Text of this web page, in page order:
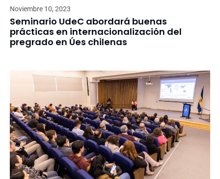
Noviembre 10, 2023
Seminario UdeC abordará buenas
prácticas en internacionalización del
pregrado en Úes chilenas